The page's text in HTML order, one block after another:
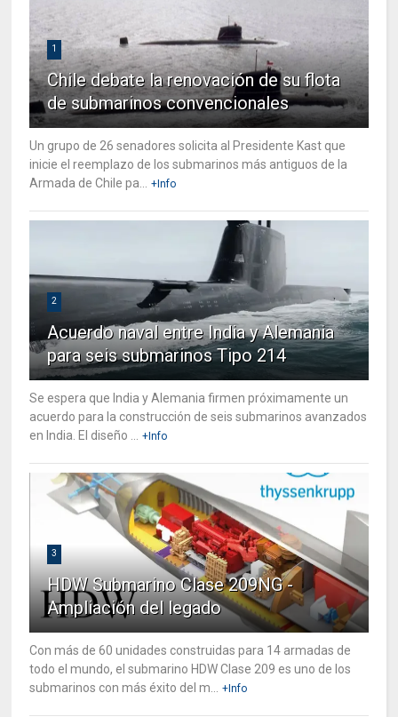
1
Chile debate la renovación de su flota
de submarinos convencionales
Un grupo de 26 senadores solicita al Presidente Kast que
inicie el reemplazo de los submarinos más antiguos de la
Armada de Chile pa...
+Info
2
Acuerdo naval entre India y Alemania
para seis submarinos Tipo 214
Se espera que India y Alemania firmen próximamente un
acuerdo para la construcción de seis submarinos avanzados
en India. El diseño ...
+Info
3
HDW Submarino Clase 209NG -
Ampliación del legado
Con más de 60 unidades construidas para 14 armadas de
todo el mundo, el submarino HDW Clase 209 es uno de los
submarinos con más éxito del m...
+Info